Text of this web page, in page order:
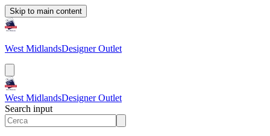
Skip to main content
West MidlandsDesigner Outlet
West MidlandsDesigner Outlet
Search input